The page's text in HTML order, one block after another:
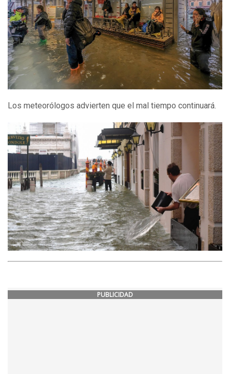
Los meteorólogos advierten que el mal tiempo continuará.
PUBLICIDAD